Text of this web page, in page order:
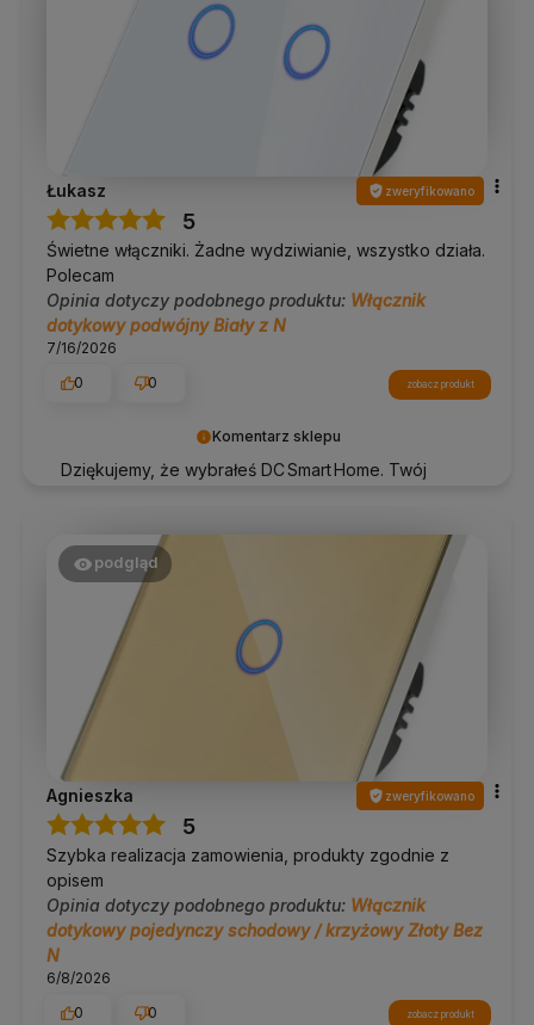
Komentarz sklepu
Dziękujemy, że wybrałeś DC Smart Home. Twój
Łukasz zweryfikowano
5
Świetne włączniki. Żadne wydziwianie, wszystko działa.
Polecam
Opinia dotyczy podobnego produktu: Włącznik
dotykowy podwójny Biały z N
7/16/2026
0
0 zobacz produkt
podgląd
Agnieszka zweryfikowano
5
Szybka realizacja zamowienia, produkty zgodnie z
opisem
Opinia dotyczy podobnego produktu: Włącznik
dotykowy pojedynczy schodowy / krzyżowy Złoty Bez
N
6/8/2026
0
0 zobacz produkt